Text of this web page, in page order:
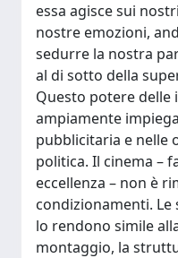
essa agisce sui
nostre emozioni,
sedurre la nostra
al di sotto della
Questo potere delle
ampiamente
pubblicitaria e nelle
politica. Il cinema –
eccellenza – non è
condizionamenti.
lo rendono simile
montaggio, la